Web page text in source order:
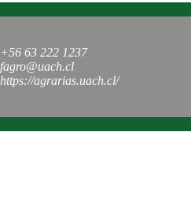
+56 63 222 1237
fagro@uach.cl
https://agrarias.uach.cl/